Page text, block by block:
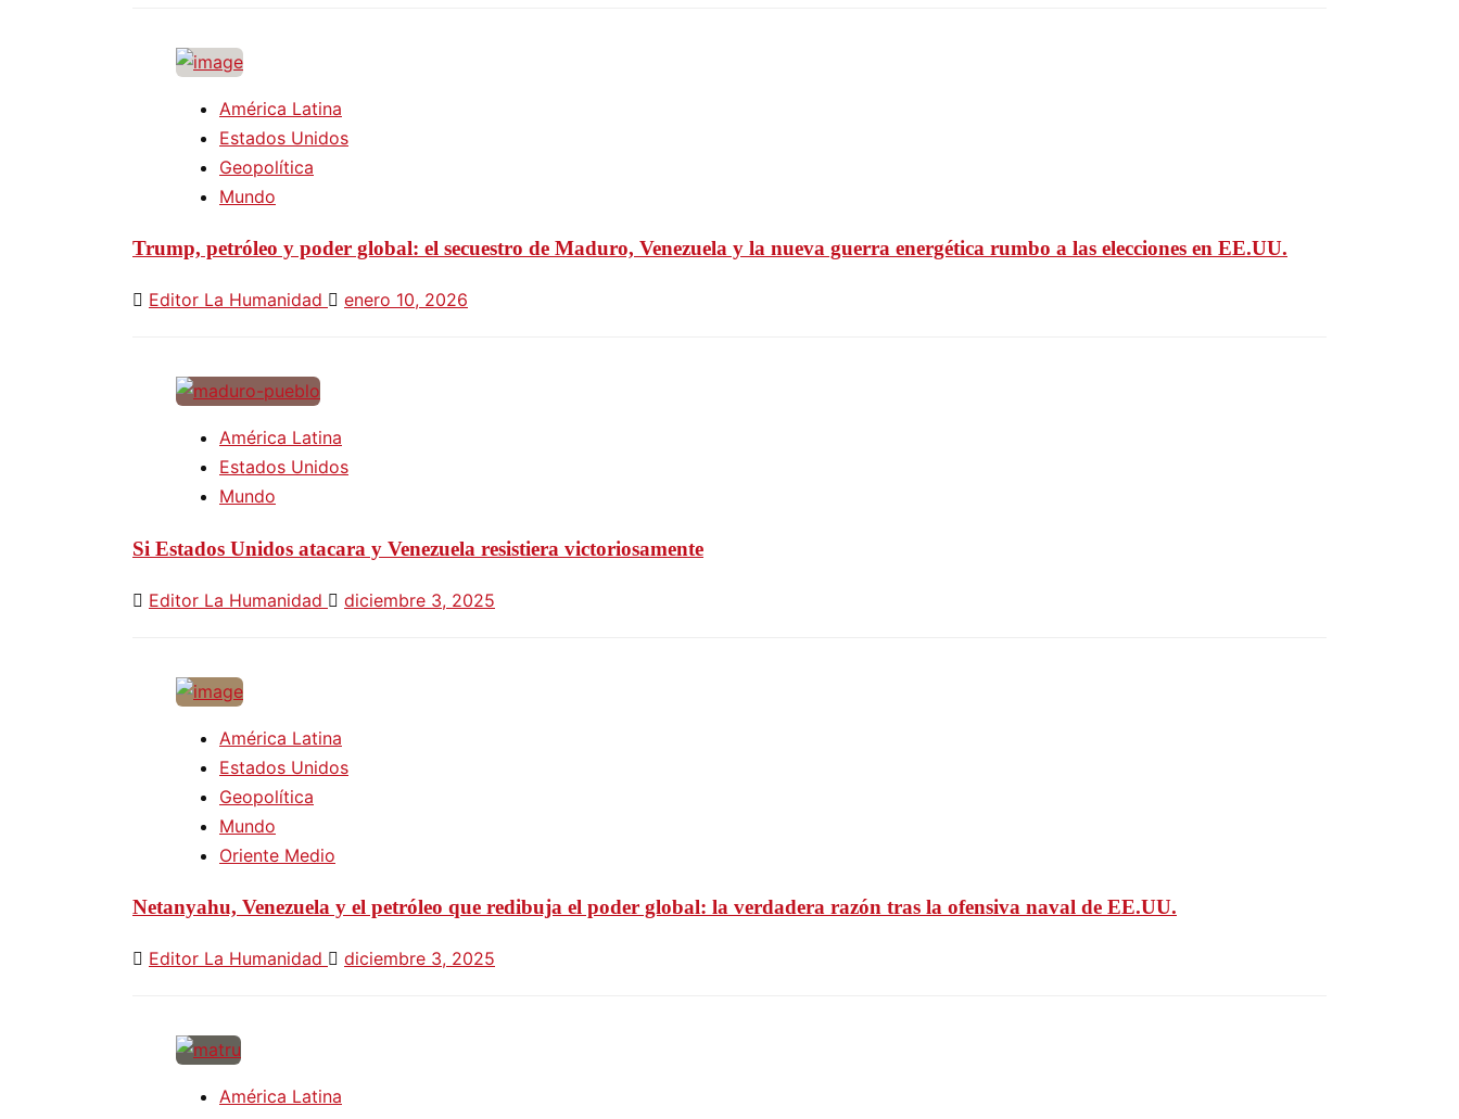
América Latina
Estados Unidos
Geopolítica
Mundo
Trump, petróleo y poder global: el secuestro de Maduro, Venezuela y la nueva guerra energética rumbo a las elecciones en EE.UU.
Editor La Humanidad enero 10, 2026
América Latina
Estados Unidos
Mundo
Si Estados Unidos atacara y Venezuela resistiera victoriosamente
Editor La Humanidad diciembre 3, 2025
América Latina
Estados Unidos
Geopolítica
Mundo
Oriente Medio
Netanyahu, Venezuela y el petróleo que redibuja el poder global: la verdadera razón tras la ofensiva naval de EE.UU.
Editor La Humanidad diciembre 3, 2025
América Latina